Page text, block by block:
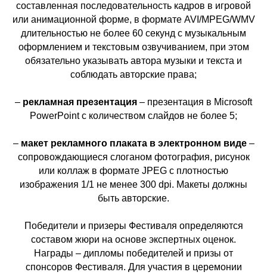
составленная последовательность кадров в игровой
или анимационной форме, в формате AVI/MPEG/WMV
длительностью не более 60 секунд с музыкальным
оформлением и текстовым озвучиванием, при этом
обязательно указывать автора музыки и текста и
соблюдать авторские права;
– рекламная презентация – презентация в Microsoft
PowerPoint с количеством слайдов не более 5;
– макет рекламного плаката в электронном виде–
сопровождающиеся слоганом фотография, рисунок
или коллаж в формате JPEG с плотностью
изображения 1/1 не менее 300 dpi. Макеты должны
быть авторские.
Победители и призеры Фестиваля определяются
составом жюри на основе экспертных оценок.
Награды – дипломы победителей и призы от
спонсоров Фестиваля. Для участия в церемонии